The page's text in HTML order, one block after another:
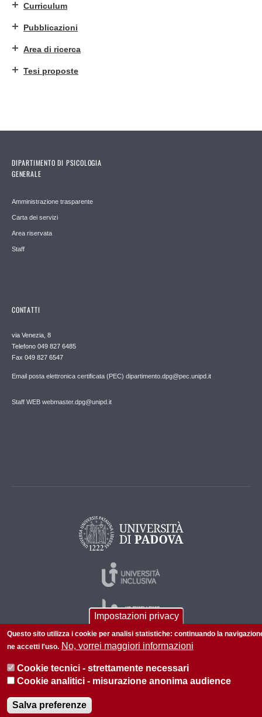
Curriculum
Pubblicazioni
Area di ricerca
Tesi proposte
DIPARTIMENTO DI PSICOLOGIA
GENERALE
Amministrazione trasparente
Carta dei servizi
Area riservata
Staff
CONTATTI
via Venezia, 8
Telefono 049 827 6485
Fax 049 827 6547
Email posta elettronica certificata (PEC) dipartimento.dpg@pec.unipd.it
Staff WEB webmaster.dpg@unipd.it
P.I. 00742430283 C.F. 80006480281
Informazioni su questo sito
Impostazioni privacy
Questo sito utilizza i cookie per analisi statistiche: continuando la
ne accetti l'uso. No, vorrei maggiori informazioni
Cookie tecnici - strettamente necessari
Cookie analitici - misurazione anonima audience
Salva preferenze